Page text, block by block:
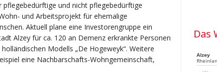
und nicht pflegebedürftige
und Arbeitsprojekt für ehemalige
Aktuell plane eine Investorengruppe ein
Alzey für ca. 120 an Demenz erkrankte Personen
Modells „De Hogeweyk“. Weitere
eine Nachbarschafts-Wohngemeinschaft,
Das